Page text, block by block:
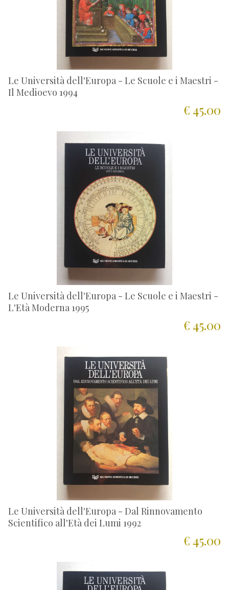
Le Università dell'Europa - Le Scuole e i Maestri -
Il Medioevo 1994
€ 45.00
Le Università dell'Europa - Le Scuole e i Maestri -
L'Età Moderna 1995
€ 45.00
Le Università dell'Europa - Dal Rinnovamento
Scientifico all'Età dei Lumi 1992
€ 45.00